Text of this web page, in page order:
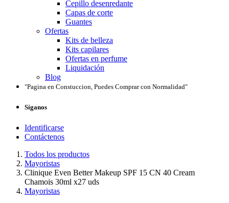
Cepillo desenredante
Capas de corte
Guantes
Ofertas
Kits de belleza
Kits capilares
Ofertas en perfume
Liquidación
Blog
"Pagina en Constuccion, Puedes Comprar con Normalidad"
Síganos
Identificarse
Contáctenos
Todos los productos
Mayoristas
Clinique Even Better Makeup SPF 15 CN 40 Cream
Chamois 30ml x27 uds
Mayoristas